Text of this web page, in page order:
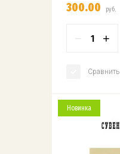
300.00 руб.
− +
Сравнить
Новинка